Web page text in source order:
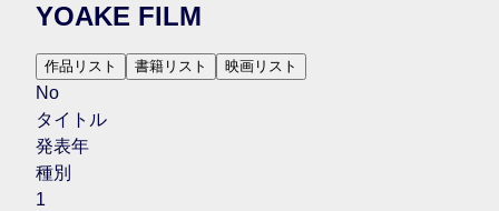
YOAKE FILM
作品リスト 書籍リスト 映画リスト
No
タイトル
発表年
種別
1